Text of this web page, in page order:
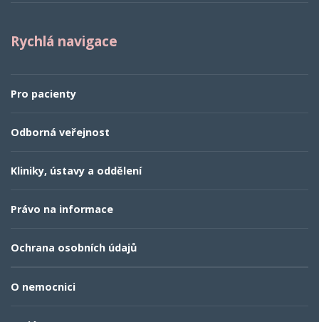
Rychlá navigace
Pro pacienty
Odborná veřejnost
Kliniky, ústavy a oddělení
Právo na informace
Ochrana osobních údajů
O nemocnici